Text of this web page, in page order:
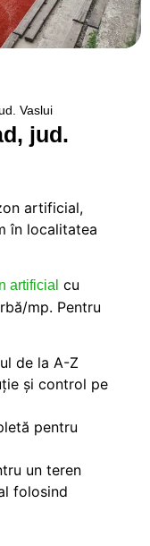
Vaslui
jud.
artificial,
în localitatea
artificial cu
mp. Pentru
de la A-Z
și control pe
pentru
un teren
folosind